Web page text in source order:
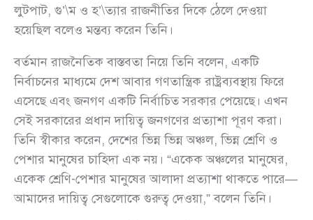
লুটপাট, গু’\ম ও হ’\ত্যার রাজনীতির দিকে ঠেলে দেওয়া
হয়েছিল বলেও মন্তব্য করেন তিনি।
বর্তমান রাজনৈতিক বাস্তবতা নিয়ে তিনি বলেন, একটি
নির্বাচনের মাধ্যমে দেশ আবার গণতান্ত্রিক রাষ্ট্রব্যবস্থায় ফিরে
এসেছে এবং জনগণ একটি নির্বাচিত সরকার পেয়েছে। এখন
সেই সরকারের প্রধান দায়িত্ব জনগণের প্রত্যাশা পূরণ করা।
তিনি স্বীকার করেন, দেশের ভিন্ন ভিন্ন অঞ্চল, ভিন্ন শ্রেণি ও
পেশার মানুষের চাহিদা এক নয়। “একেক অঞ্চলের মানুষের,
একেক শ্রেণি-পেশার মানুষের আলাদা প্রত্যাশা থাকতে পারে—
আমাদের দায়িত্ব সেগুলোকে গুরুত্ব দেওয়া,” বলেন তিনি।